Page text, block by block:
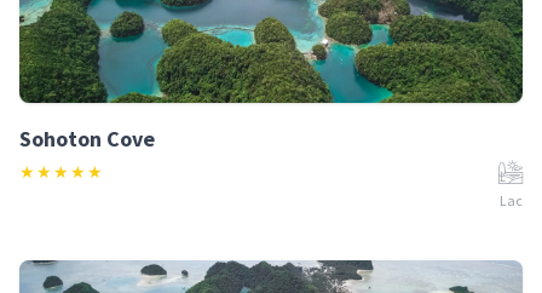
Sohoton Cove
★★★★★
Lac